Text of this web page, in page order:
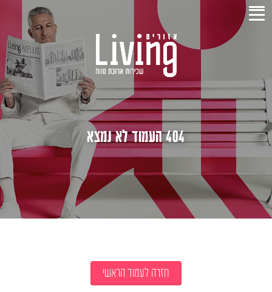
404 העמוד לא נמצא
חזרה לעמוד הראשי